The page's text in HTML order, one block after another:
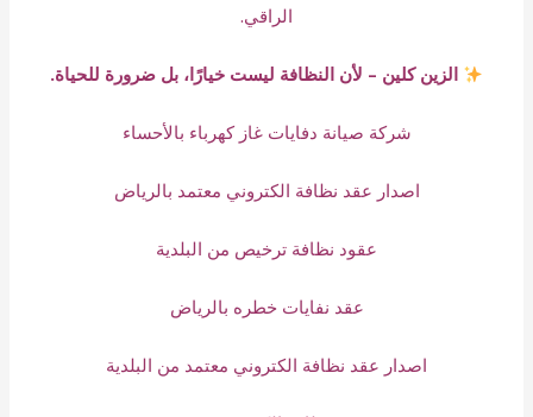
الراقي.
الزين كلين – لأن النظافة ليست خيارًا، بل ضرورة للحياة.
شركة صيانة دفايات غاز كهرباء بالأحساء
اصدار عقد نظافة الكتروني معتمد بالرياض
عقود نظافة ترخيص من البلدية
عقد نفايات خطره بالرياض
اصدار عقد نظافة الكتروني معتمد من البلدية